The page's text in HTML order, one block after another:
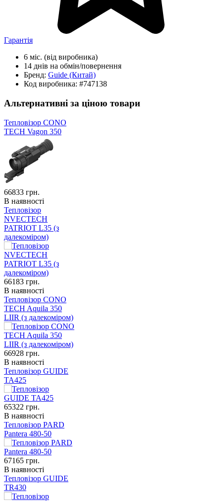
Гарантія
6 міс. (від виробника)
14 днів на обмін/повернення
Бренд: Guide (Китай)
Код виробника: #747138
Альтернативні за ціною товари
Тепловізор CONO
TECH Vagon 350
66833 грн.
В наявності
Тепловізор
NVECTECH
PATRIOT L35 (з
далекоміром)
66183 грн.
В наявності
Тепловізор CONO
TECH Aquila 350
LIIR (з далекоміром)
66928 грн.
В наявності
Тепловізор GUIDE
TA425
65322 грн.
В наявності
Тепловізор PARD
Pantera 480-50
67165 грн.
В наявності
Тепловізор GUIDE
TR430